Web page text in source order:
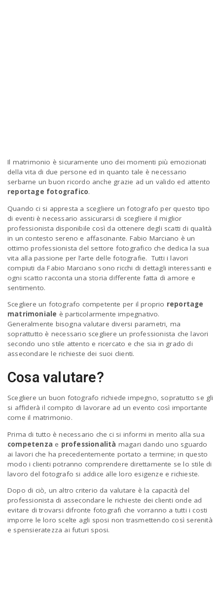
t
i
o
n
Il matrimonio è sicuramente uno dei momenti più emozionati
della vita di due persone ed in quanto tale è necessario
serbarne un buon ricordo anche grazie ad un valido ed attento
reportage fotografico.
Quando ci si appresta a scegliere un fotografo per questo tipo
di eventi è necessario assicurarsi di scegliere il miglior
professionista disponibile così da ottenere degli scatti di qualità
in un contesto sereno e affascinante. Fabio Marciano è un
ottimo professionista del settore fotografico che dedica la sua
vita alla passione per l’arte delle fotografie. Tutti i lavori
compiuti da Fabio Marciano sono ricchi di dettagli interessanti e
ogni scatto racconta una storia differente fatta di amore e
sentimento.
Scegliere un fotografo competente per il proprio reportage
matrimoniale è particolarmente impegnativo.
Generalmente bisogna valutare diversi parametri, ma
soprattutto è necessario scegliere un professionista che lavori
secondo uno stile attento e ricercato e che sia in grado di
assecondare le richieste dei suoi clienti.
Cosa valutare?
Scegliere un buon fotografo richiede impegno, sopratutto se gli
si affiderà il compito di lavorare ad un evento così importante
come il matrimonio.
Prima di tutto è necessario che ci si informi in merito alla sua
competenza e professionalità magari dando uno sguardo
ai lavori che ha precedentemente portato a termine; in questo
modo i clienti potranno comprendere direttamente se lo stile di
lavoro del fotografo si addice alle loro esigenze e richieste.
Dopo di ciò, un altro criterio da valutare è la capacità del
professionista di assecondare le richieste dei clienti onde ad
evitare di trovarsi difronte fotografi che vorranno a tutti i costi
imporre le loro scelte agli sposi non trasmettendo così serenità
e spensieratezza ai futuri sposi.